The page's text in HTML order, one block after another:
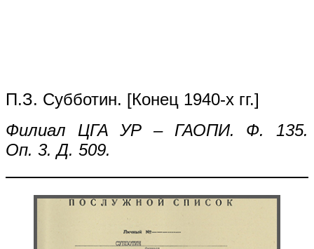
П.З. Субботин. [Конец 1940-х гг.]
Филиал ЦГА УР – ГАОПИ. Ф. 135.
Оп. 3. Д. 509.